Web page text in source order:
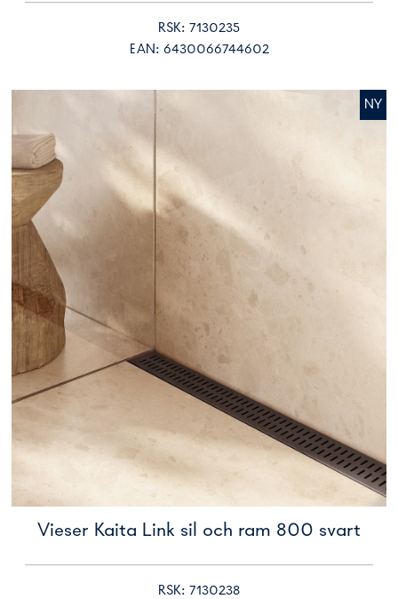
RSK: 7130235
EAN: 6430066744602
NY
Vieser Kaita Link sil och ram 800 svart
RSK: 7130238